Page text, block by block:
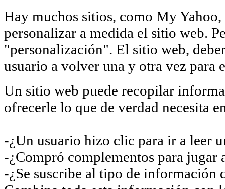
Hay muchos sitios, como My
personalizar a medida el sitio web.
"personalización". El sitio web,
usuario a volver una y otra vez para
Un sitio web puede recopilar
ofrecerle lo que de verdad necesita
-¿Un usuario hizo clic para ir a leer
-¿Compró complementos para jugar
-¿Se suscribe al tipo de información